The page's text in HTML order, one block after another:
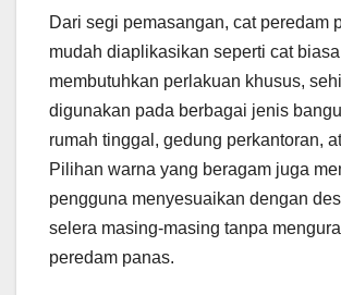
Dari segi pemasangan, cat peredam
mudah diaplikasikan seperti cat
membutuhkan perlakuan khusus,
digunakan pada berbagai jenis
rumah tinggal, gedung perkantoran,
Pilihan warna yang beragam juga
pengguna menyesuaikan dengan
selera masing-masing tanpa
peredam panas.